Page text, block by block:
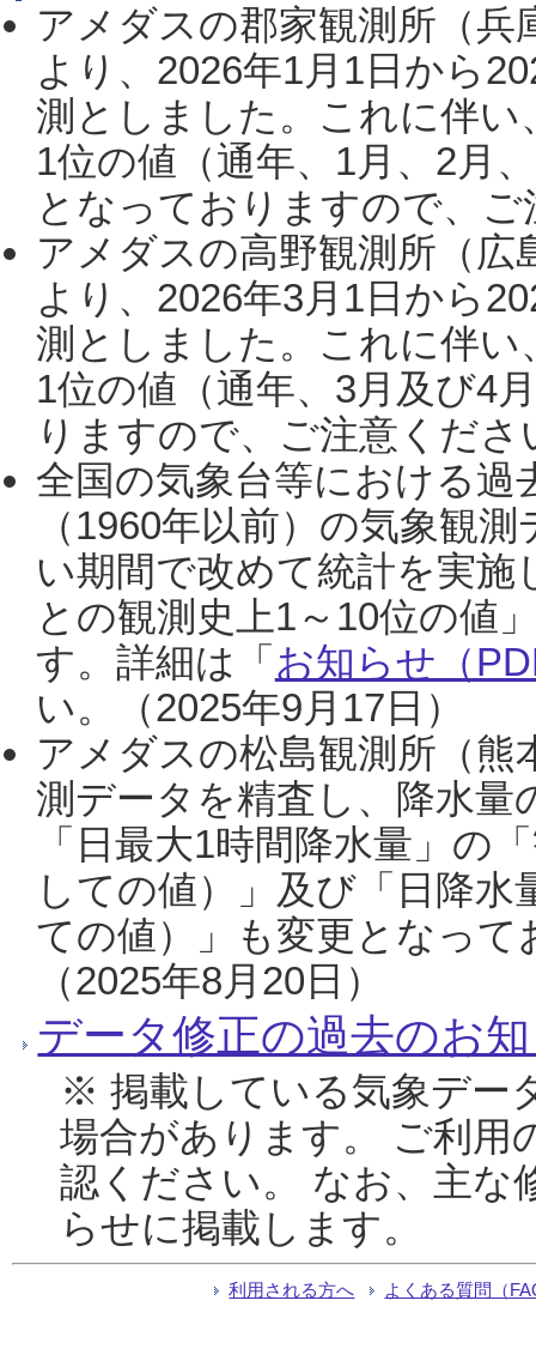
アメダスの郡家観測所（
より、2026年1月1日から
測としました。これに伴い
1位の値（通年、1月、2月
となっておりますので、
アメダスの高野観測所（
より、2026年3月1日から
測としました。これに伴い
1位の値（通年、3月及び4
りますので、ご注意くだ
全国の気象台等における過
（1960年以前）の気象観
い期間で改めて統計を実
との観測史上1～10位の値
す。詳細は「 お知らせ（
い。（2025年9月17日）
アメダスの松島観測所（熊
測データを精査し、降水
「日最大1時間降水量」の
しての値）」及び「日降
ての値）」も変更となっ
（2025年8月20日）
データ修正の過去のお
※ 掲載している気象デー
場合があります。 ご利用
認ください。 なお、主な
らせに掲載します。
利用される方へ よくある質問（